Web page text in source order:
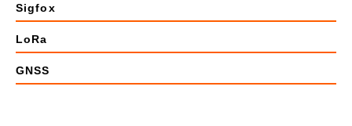
Sigfox
LoRa
GNSS